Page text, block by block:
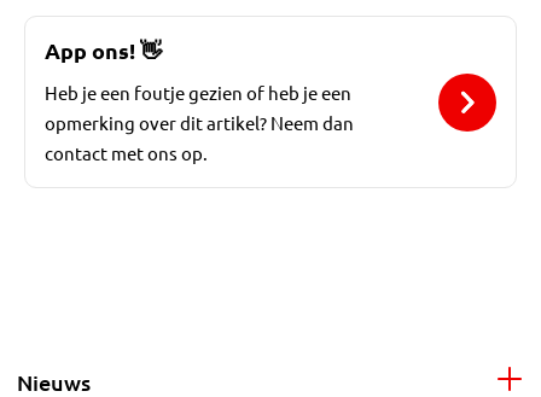
App ons!👋
Heb je een foutje gezien of heb je een
opmerking over dit artikel? Neem dan
contact met ons op.
Nieuws